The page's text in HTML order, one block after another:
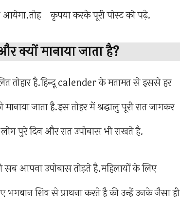
आयेगा.तोह कृपया करके पूरी पोस्ट को पढ़े.
क्यों मानाया जाता है?
तोहार है.हिन्दू calender के मतामत से इससे हर
जाता है.इस तोहर में श्रद्धालु पूरी रात जागकर
पुरे दिन और रात उपोबास भी राखते है.
सब आपना उपोबास तोड़ते है.महिलायों के लिए
भगबान शिव से प्राथना करते है की उन्हें उनके जैसा ही